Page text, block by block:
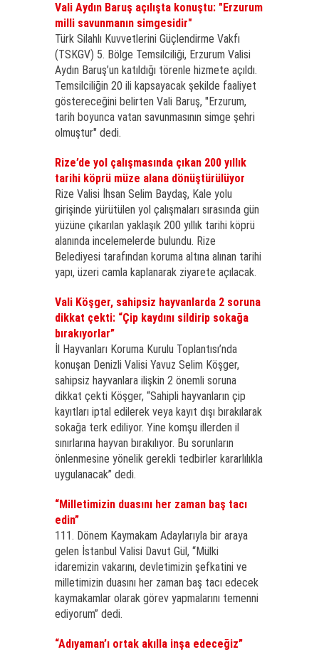
Vali Aydın Baruş açılışta konuştu: "Erzurum
milli savunmanın simgesidir"
Türk Silahlı Kuvvetlerini Güçlendirme Vakfı
(TSKGV) 5. Bölge Temsilciliği, Erzurum Valisi
Aydın Baruş’un katıldığı törenle hizmete açıldı.
Temsilciliğin 20 ili kapsayacak şekilde faaliyet
göstereceğini belirten Vali Baruş, "Erzurum,
tarih boyunca vatan savunmasının simge şehri
olmuştur" dedi.
Rize’de yol çalışmasında çıkan 200 yıllık
tarihi köprü müze alana dönüştürülüyor
Rize Valisi İhsan Selim Baydaş, Kale yolu
girişinde yürütülen yol çalışmaları sırasında gün
yüzüne çıkarılan yaklaşık 200 yıllık tarihi köprü
alanında incelemelerde bulundu. Rize
Belediyesi tarafından koruma altına alınan tarihi
yapı, üzeri camla kaplanarak ziyarete açılacak.
Vali Köşger, sahipsiz hayvanlarda 2 soruna
dikkat çekti: “Çip kaydını sildirip sokağa
bırakıyorlar”
İl Hayvanları Koruma Kurulu Toplantısı’nda
konuşan Denizli Valisi Yavuz Selim Köşger,
sahipsiz hayvanlara ilişkin 2 önemli soruna
dikkat çekti Köşger, “Sahipli hayvanların çip
kayıtları iptal edilerek veya kayıt dışı bırakılarak
sokağa terk ediliyor. Yine komşu illerden il
sınırlarına hayvan bırakılıyor. Bu sorunların
önlenmesine yönelik gerekli tedbirler kararlılıkla
uygulanacak” dedi.
“Milletimizin duasını her zaman baş tacı
edin”
111. Dönem Kaymakam Adaylarıyla bir araya
gelen İstanbul Valisi Davut Gül, “Mülki
idaremizin vakarını, devletimizin şefkatini ve
milletimizin duasını her zaman baş tacı edecek
kaymakamlar olarak görev yapmalarını temenni
ediyorum” dedi.
“Adıyaman’ı ortak akılla inşa edeceğiz”